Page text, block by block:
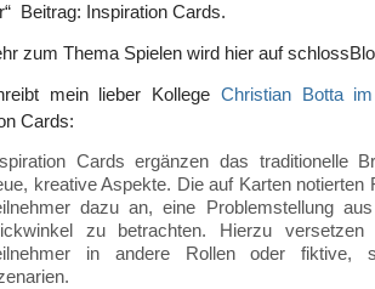
Beitrag: Inspiration Cards.
zum Thema Spielen wird hier auf
mein lieber Kollege Christian Botta
Cards:
Cards ergänzen das traditionelle
kreative Aspekte. Die auf Karten notierten
dazu an, eine Problemstellung
zu betrachten. Hierzu
in andere Rollen oder fiktive,